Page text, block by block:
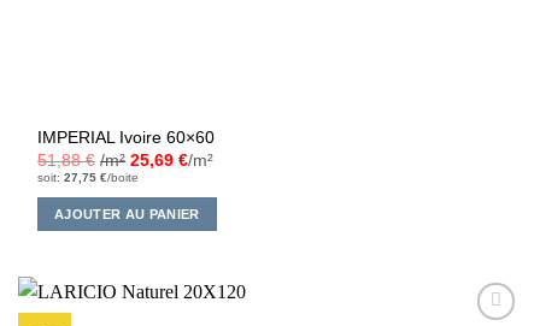
IMPERIAL Ivoire 60×60
51,88€ /m² 25,69€/m²
soit:27,75€/boite
AJOUTER AU PANIER